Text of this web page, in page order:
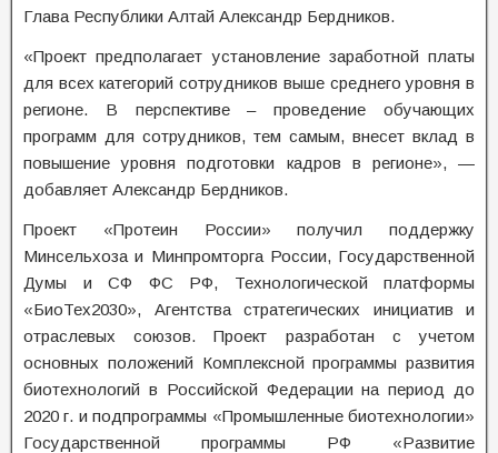
Глава Республики Алтай Александр Бердников.
«Проект предполагает установление заработной платы
для всех категорий сотрудников выше среднего уровня в
регионе. В перспективе – проведение обучающих
программ для сотрудников, тем самым, внесет вклад в
повышение уровня подготовки кадров в регионе», —
добавляет Александр Бердников.
Проект «Протеин России» получил поддержку
Минсельхоза и Минпромторга России, Государственной
Думы и СФ ФС РФ, Технологической платформы
«БиоТех2030», Агентства стратегических инициатив и
отраслевых союзов. Проект разработан с учетом
основных положений Комплексной программы развития
биотехнологий в Российской Федерации на период до
2020 г. и подпрограммы «Промышленные биотехнологии»
Государственной программы РФ «Развитие